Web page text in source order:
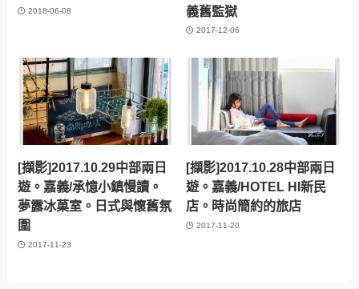
2018-06-08
義舊監獄
2017-12-06
[擷影]2017.10.29中部兩日
遊。嘉義/承憶小鎮慢讀。
夢露冰菓室。日式與懷舊氛
圍
2017-11-23
[擷影]2017.10.28中部兩日
遊。嘉義/HOTEL HI新民
店。時尚簡約的旅店
2017-11-20